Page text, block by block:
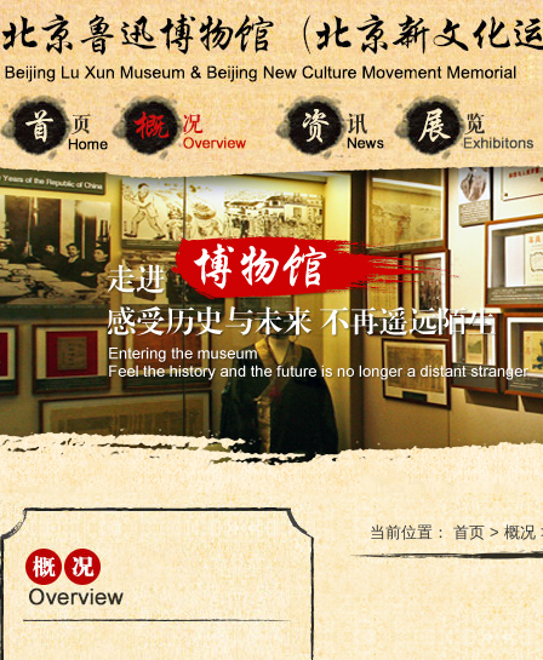
当前位置：首页>概况